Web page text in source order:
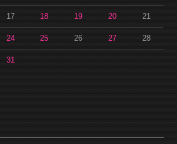
17 18 19 20 21
24 25 26 27 28
31